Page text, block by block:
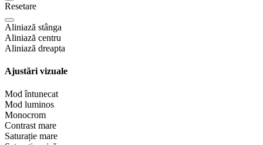
Resetare
Aliniază stânga
Aliniază centru
Aliniază dreapta
Ajustări vizuale
Mod întunecat
Mod luminos
Monocrom
Contrast mare
Saturație mare